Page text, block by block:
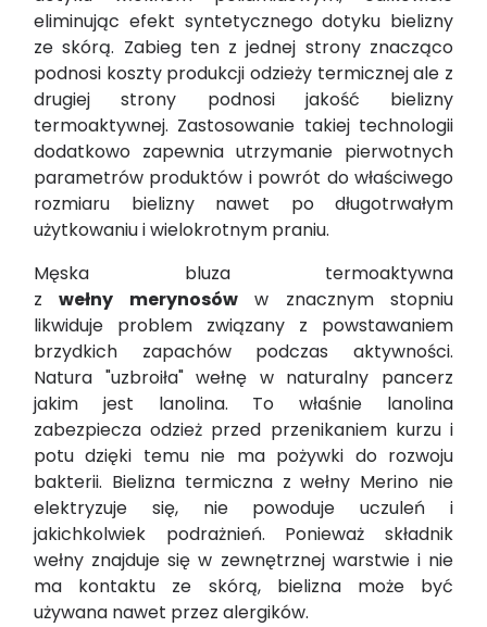
eliminując efekt syntetycznego dotyku bielizny
ze skórą. Zabieg ten z jednej strony znacząco
podnosi koszty produkcji odzieży termicznej ale z
drugiej strony podnosi jakość bielizny
termoaktywnej. Zastosowanie takiej technologii
dodatkowo zapewnia utrzymanie pierwotnych
parametrów produktów i powrót do właściwego
rozmiaru bielizny nawet po długotrwałym
użytkowaniu i wielokrotnym praniu.
Męska bluza termoaktywna
zwełny merynosóww znacznym stopniu
likwiduje problem związany z powstawaniem
brzydkich zapachów podczas aktywności.
Natura "uzbroiła" wełnę w naturalny pancerz
jakim jest lanolina. To właśnie lanolina
zabezpiecza odzież przed przenikaniem kurzu i
potu dzięki temu nie ma pożywki do rozwoju
bakterii. Bielizna termiczna z wełny Merino nie
elektryzuje się, nie powoduje uczuleń i
jakichkolwiek podrażnień. Ponieważ składnik
wełny znajduje się w zewnętrznej warstwie i nie
ma kontaktu ze skórą, bielizna może być
używana nawet przez alergików.